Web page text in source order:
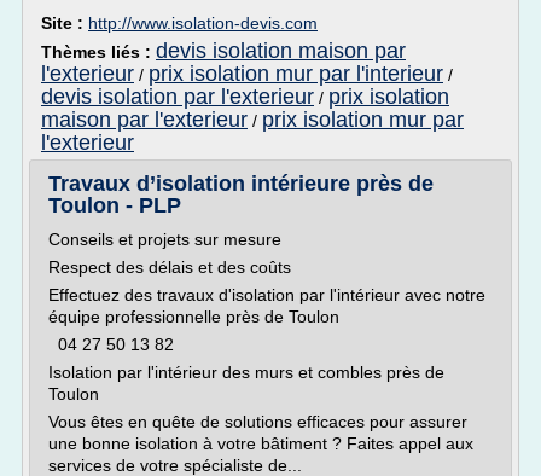
Site : http://www.isolation-devis.com
Thèmes liés : devis isolation maison par
l'exterieur / prix isolation mur par l'interieur /
devis isolation par l'exterieur / prix isolation
maison par l'exterieur / prix isolation mur par
l'exterieur
Travaux d’isolation intérieure près de
Toulon - PLP
Conseils et projets sur mesure
Respect des délais et des coûts
Effectuez des travaux d'isolation par l'intérieur avec notre
équipe professionnelle près de Toulon
04 27 50 13 82
Isolation par l'intérieur des murs et combles près de
Toulon
Vous êtes en quête de solutions efficaces pour assurer
une bonne isolation à votre bâtiment ? Faites appel aux
services de votre spécialiste de...